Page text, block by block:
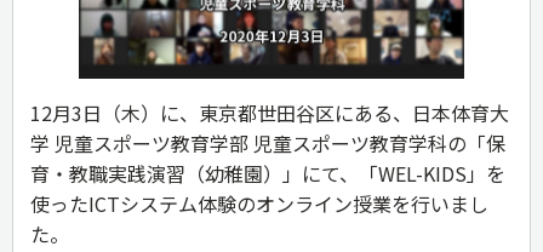
12月3日（木）に、東京都世田谷区にある、日本体育大
学 児童スポーツ教育学部 児童スポーツ教育学科の「保
育・教職実践演習（幼稚園）」にて、「WEL-KIDS」を
使ったICTシステム体験のオンライン授業を行いまし
た。